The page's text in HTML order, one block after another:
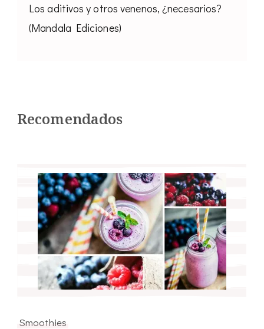
Los aditivos y otros venenos, ¿necesarios?
(Mandala Ediciones)
Recomendados
Smoothies